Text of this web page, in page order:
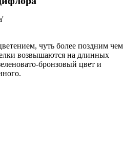
чуть более поздним чем
возвышаются на длинных
бронзовый цвет и